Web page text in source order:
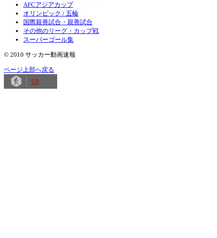
AFCアジアカップ
オリンピック / 五輪
国際親善試合・親善試合
その他のリーグ・カップ戦
スーパーゴール集
© 2010 サッカー動画速報
ページ上部へ戻る
18